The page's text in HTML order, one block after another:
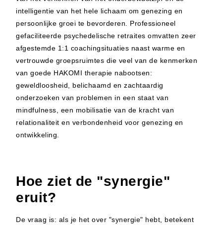
intelligentie van het hele lichaam om genezing en
persoonlijke groei te bevorderen. Professioneel
gefaciliteerde psychedelische retraites omvatten zeer
afgestemde 1:1 coachingsituaties naast warme en
vertrouwde groepsruimtes die veel van de kenmerken
van goede HAKOMI therapie nabootsen:
geweldloosheid, belichaamd en zachtaardig
onderzoeken van problemen in een staat van
mindfulness, een mobilisatie van de kracht van
relationaliteit en verbondenheid voor genezing en
ontwikkeling.
Hoe ziet de "synergie"
eruit?
De vraag is: als je het over "synergie" hebt, betekent